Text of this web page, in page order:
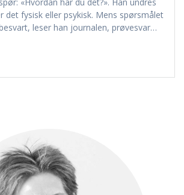
det fysisk eller psykisk. Mens spørsmålet
leser han journalen, prøvesvar…